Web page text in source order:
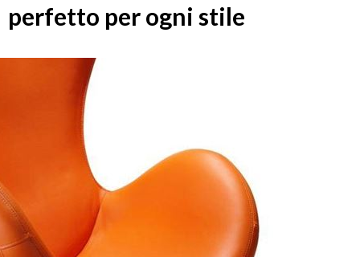
perfetto per ogni stile